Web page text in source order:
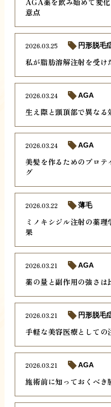
意点
私が脂肪溶解注射を受け
2026.03.25 円形脱毛
生え際と頭頂部で異なる
2026.03.24 AGA
美髪を作るためのプロテ
グ
2026.03.24 AGA
ミノキシジル注射の薬
果
2026.03.22 薄毛
薬の量と副作用の強さは
2026.03.21 AGA
手軽な美容医療としての
2026.03.21 円形脱毛
施術前に知っておくべき
2026.03.21 AGA